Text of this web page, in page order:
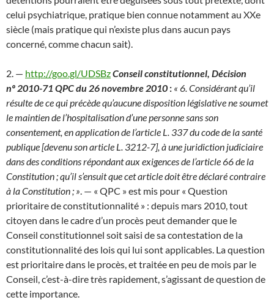
celui psychiatrique, pratique bien connue notamment au XXe
siècle (mais pratique qui n’existe plus dans aucun pays
concerné, comme chacun sait).
2. — http://goo.gl/UDSBzConseil constitutionnel, Décision
nº 2010-71 QPC du 26 novembre 2010 : « 6. Considérant qu’il
résulte de ce qui précède qu’aucune disposition législative ne soumet
le maintien de l’hospitalisation d’une personne sans son
consentement, en application de l’article L. 337 du code de la santé
publique [devenu son article L. 3212-7], à une juridiction judiciaire
dans des conditions répondant aux exigences de l’article 66 de la
Constitution ; qu’il s’ensuit que cet article doit être déclaré contraire
à la Constitution ; » . — « QPC » est mis pour « Question
prioritaire de constitutionnalité » : depuis mars 2010, tout
citoyen dans le cadre d’un procès peut demander que le
Conseil constitutionnel soit saisi de sa contestation de la
constitutionnalité des lois qui lui sont applicables. La question
est prioritaire dans le procès, et traitée en peu de mois par le
Conseil, c’est-à-dire très rapidement, s’agissant de question de
cette importance.